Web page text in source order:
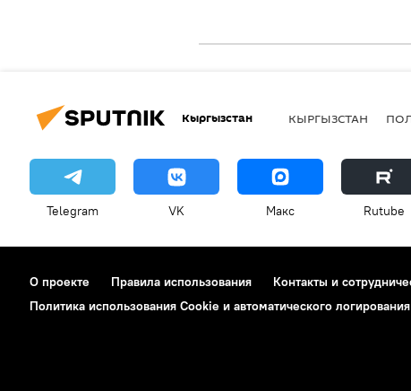
Кыргызстан КЫРГЫЗСТАН
Telegram VK Макс Rutube
О проекте Правила использования Контакты и
Политика использования Cookie и автоматического логирования